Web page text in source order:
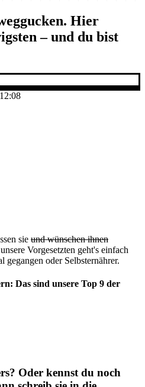
Hier
– und du bist
sie und wünschen ihnen
Vorgesetzten geht's einfach
gegangen oder Selbsternährer.
Das sind unsere Top 9 der
Oder kennst du noch